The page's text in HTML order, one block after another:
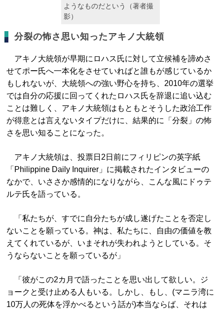
ようなものだという（著者撮
影）
分裂の怖さ思い知ったアキノ大統領
アキノ大統領が早期にロハス氏に対して立候補を諦めさ
せてポー氏へ一本化をさせていればと誰もが感じているか
もしれないが、大統領への強い野心を持ち、2010年の選挙
では自分の応援に回ってくれたロハス氏を辞退に追い込む
ことは難しく、アキノ大統領はもともとそうした政治工作
が得意とは言えないタイプだけに、結果的に「分裂」の怖
さを思い知ることになった。
アキノ大統領は、投票日2日前にフィリピンの英字紙
「Philippine Daily Inquirer」に掲載されたインタビューの
なかで、いささか感情的になりながら、こんな風にドゥテ
ルテ氏を語っている。
「私たちが、すでに自分たちが成し遂げたことを否定し
ないことを願っている。神は、私たちに、自由の価値を教
えてくれているが、いまそれが失われようとしている。そ
うならないことを願っているが」
「彼がこの2カ月で語ったことを思い出して欲しい。ジ
ョークと受け止める人もいる。しかし、もし、(マニラ湾に
10万人の死体を浮かべるという話が)本当ならば、それは